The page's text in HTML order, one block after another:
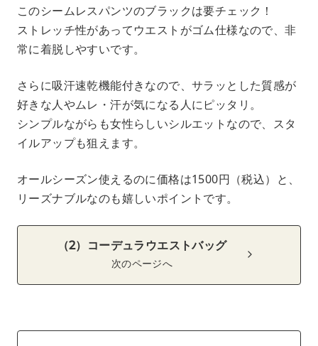
このシームレスパンツのブラックは要チェック！
ストレッチ性があってウエストがゴム仕様なので、非
常に着脱しやすいです。
さらに吸汗速乾機能付きなので、サラッとした質感が
好きな人やムレ・汗が気になる人にピッタリ。
シンプルながらも女性らしいシルエットなので、スタ
イルアップも狙えます。
オールシーズン使えるのに価格は1500円（税込）と、
リーズナブルなのも嬉しいポイントです。
（2）コーデュラウエストバッグ
次のページへ